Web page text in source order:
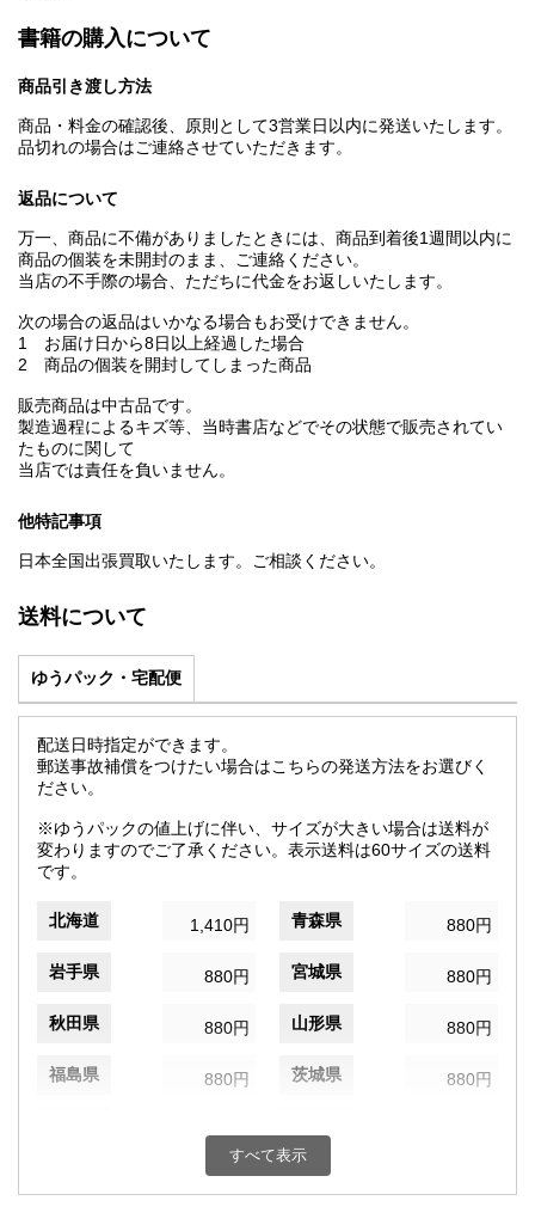
書籍の購入について
商品引き渡し方法
商品・料金の確認後、原則として3営業日以内に発送いたします。
品切れの場合はご連絡させていただきます。
返品について
万一、商品に不備がありましたときには、商品到着後1週間以内に
商品の個装を未開封のまま、ご連絡ください。
当店の不手際の場合、ただちに代金をお返しいたします。
次の場合の返品はいかなる場合もお受けできません。
1 お届け日から8日以上経過した場合
2 商品の個装を開封してしまった商品
販売商品は中古品です。
製造過程によるキズ等、当時書店などでその状態で販売されてい
たものに関して
当店では責任を負いません。
他特記事項
日本全国出張買取いたします。ご相談ください。
送料について
ゆうパック・宅配便
配送日時指定ができます。
郵送事故補償をつけたい場合はこちらの発送方法をお選びく
ださい。
※ゆうパックの値上げに伴い、サイズが大きい場合は送料が
変わりますのでご了承ください。表示送料は60サイズの送料
です。
北海道 1,410円 青森県 880円
岩手県 880円 宮城県 880円
秋田県 880円 山形県 880円
福島県 880円 茨城県 880円
880円 千葉県
すべて表示